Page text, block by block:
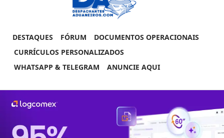
DESTAQUES FÓRUM
DOCUMENTOS OPERACIONAIS
CURRÍCULOS PERSONALIZADOS
WHATSAPP & TELEGRAM
ANUNCIE AQUI